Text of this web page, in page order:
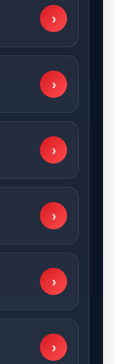
›
›
›
›
›
›